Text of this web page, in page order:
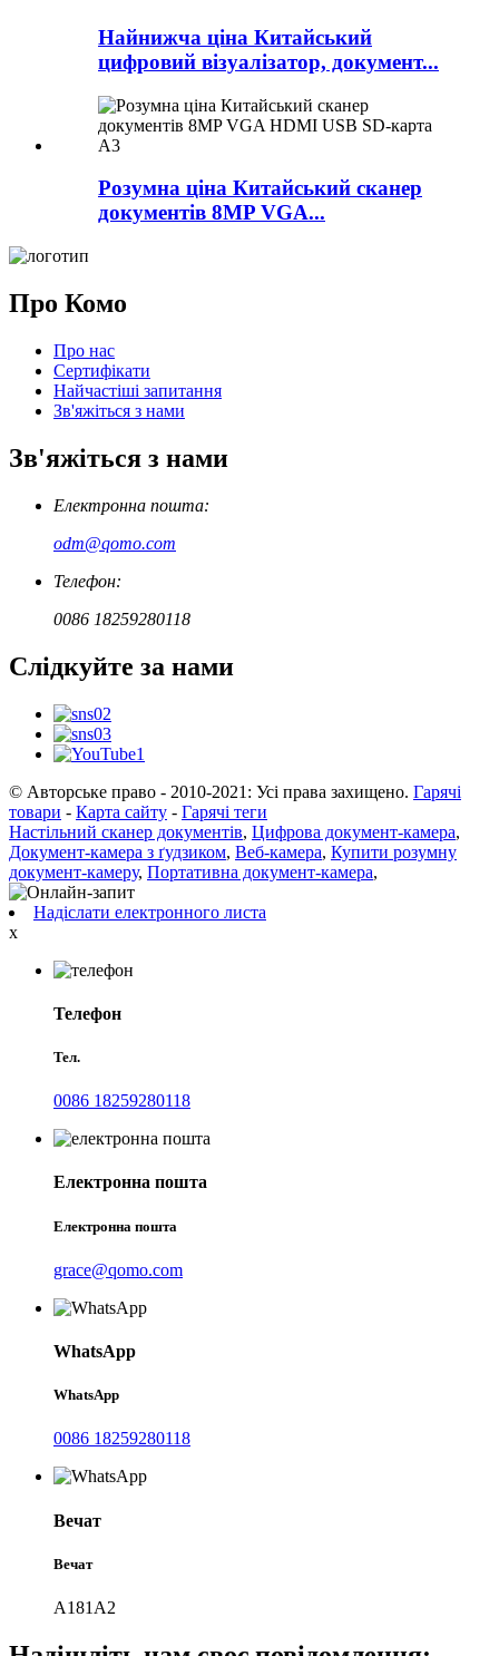
Найнижча ціна Китайський
цифровий візуалізатор, документ...
Розумна ціна Китайський сканер
документів 8MP VGA...
Про Комо
Про нас
Сертифікати
Найчастіші запитання
Зв'яжіться з нами
Зв'яжіться з нами
Електронна пошта:
odm@qomo.com
Телефон:
0086 18259280118
Слідкуйте за нами
© Авторське право - 2010-2021: Усі права захищено. Гарячі
товари - Карта сайту - Гарячі теги
Настільний сканер документів, Цифрова документ-камера,
Документ-камера з ґудзиком, Веб-камера, Купити розумну
документ-камеру, Портативна документ-камера,
Надіслати електронного листа
x
Телефон
Тел.
0086 18259280118
Електронна пошта
Електронна пошта
grace@qomo.com
WhatsApp
WhatsApp
0086 18259280118
Вечат
Вечат
А181А2